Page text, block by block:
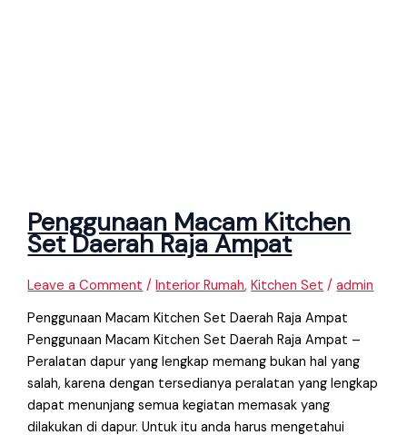
Penggunaan Macam Kitchen
Set Daerah Raja Ampat
Leave a Comment /Interior Rumah,Kitchen Set /admin
Penggunaan Macam Kitchen Set Daerah Raja Ampat
Penggunaan Macam Kitchen Set Daerah Raja Ampat –
Peralatan dapur yang lengkap memang bukan hal yang
salah, karena dengan tersedianya peralatan yang lengkap
dapat menunjang semua kegiatan memasak yang
dilakukan di dapur. Untuk itu anda harus mengetahui